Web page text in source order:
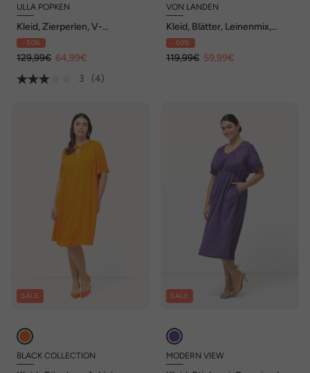
ULLA POPKEN
Kleid, Zierperlen, V-
Ausschnitt, Halbarm
- 50%
129,99€ 64,99€
3
(4)
VON LANDEN
Kleid, Blätter, Leinenmix,
Rundhals, Halbarm
- 50%
119,99€ 59,99€
SALE
BLACK COLLECTION
SALE
MODERN VIEW